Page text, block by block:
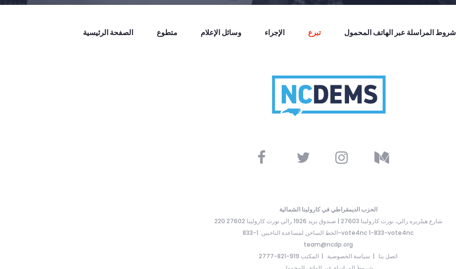
الصفحة الرئيسية متطوع وسائل الإعلام الإجراء تبرع شروط المراسلة عبر الهاتف المحمول
الحزب الديمقراطي في كارولينا الشمالية
220 شارع هيلزبره رالي، نورث كارولينا 27603 | صندوق بريد 1926 رالي نورث كارولينا 27602
الخط الساخن لمساعدة الناخبين: 1-833-vote4nc 1-833-vote4nc
team@ncdp.org
المكتب 919-821-2777
سياسة الخصوصية
اتصل بنا